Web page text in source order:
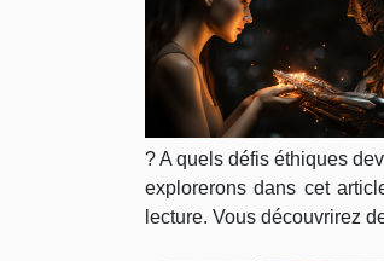
? A quels défis éthiques
explorerons dans cet
lecture. Vous découvrirez